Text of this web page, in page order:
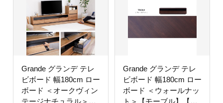
Grande グランデ テレ
ビボード 幅180cm ロー
ボード ＜オークヴィン
テージナチュラル＞
Grande グランデ テレ
ビボード 幅180cm ロー
ボード ＜ウォールナッ
ト＞【モーブル】【大